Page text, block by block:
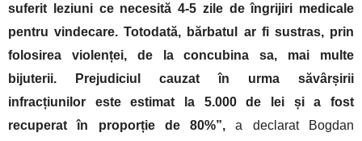
suferit leziuni ce necesită 4-5 zile de îngrijiri medicale
pentru vindecare. Totodată, bărbatul ar fi sustras, prin
folosirea violenței, de la concubina sa, mai multe
bijuterii. Prejudiciul cauzat în urma săvârșirii
infracțiunilor este estimat la 5.000 de lei și a fost
recuperat în proporție de 80%”, a declarat Bogdan